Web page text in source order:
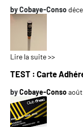
byCobaye-Conso
Lire la suite >>
TEST : Carte
byCobaye-Conso